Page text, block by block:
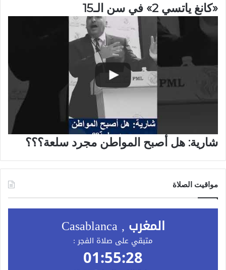
«كانغ ياتسي 2» في سن الـ15
شارية: هل أصبح المواطن مجرد سلعة؟؟؟
مواقيت الصلاة